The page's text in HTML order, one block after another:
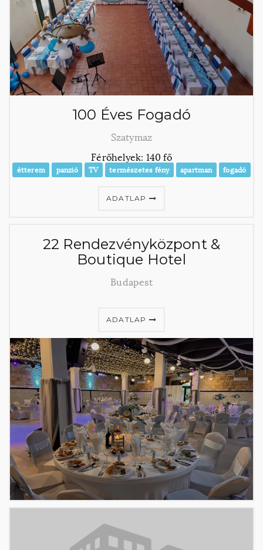
100 Éves Fogadó
Szatymaz
Férőhelyek: 140 fő
étterem panzió TV természetes fény apartman fogadó
ADATLAP
22 Rendezvényközpont &
Boutique Hotel
Budapest
ADATLAP